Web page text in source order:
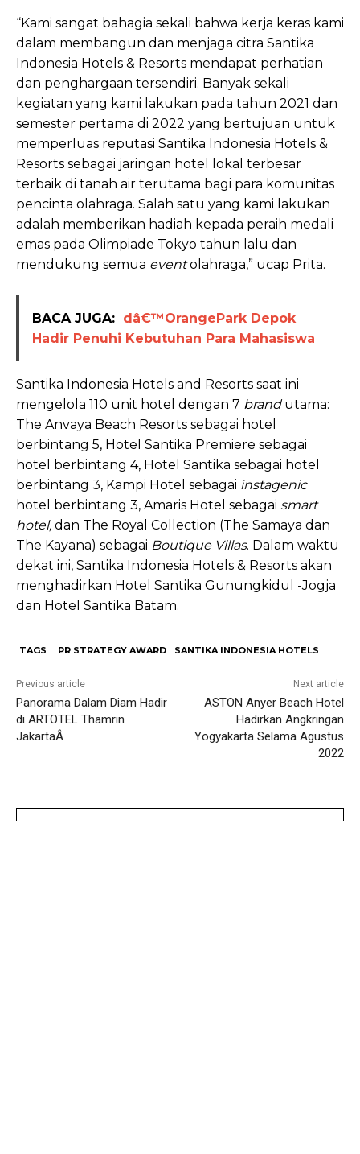
“Kami sangat bahagia sekali bahwa kerja keras kami
dalam membangun dan menjaga citra Santika
Indonesia Hotels & Resorts mendapat perhatian
dan penghargaan tersendiri. Banyak sekali
kegiatan yang kami lakukan pada tahun 2021 dan
semester pertama di 2022 yang bertujuan untuk
memperluas reputasi Santika Indonesia Hotels &
Resorts sebagai jaringan hotel lokal terbesar
terbaik di tanah air terutama bagi para komunitas
pencinta olahraga. Salah satu yang kami lakukan
adalah memberikan hadiah kepada peraih medali
emas pada Olimpiade Tokyo tahun lalu dan
mendukung semua eventolahraga,” ucap Prita.
BACA JUGA: dâ€™OrangePark Depok
Hadir Penuhi Kebutuhan Para Mahasiswa
Santika Indonesia Hotels and Resorts saat ini
mengelola 110 unit hotel dengan 7 brandutama:
The Anvaya Beach Resorts sebagai hotel
berbintang 5, Hotel Santika Premiere sebagai
hotel berbintang 4, Hotel Santika sebagai hotel
berbintang 3, Kampi Hotel sebagai instagenic
hotel berbintang 3, Amaris Hotel sebagai smart
hotel, dan The Royal Collection (The Samaya dan
The Kayana) sebagai Boutique Villas. Dalam waktu
dekat ini, Santika Indonesia Hotels & Resorts akan
menghadirkan Hotel Santika Gunungkidul -Jogja
dan Hotel Santika Batam.
TAGS PR STRATEGY AWARD SANTIKA INDONESIA HOTELS
Previous article
Panorama Dalam Diam Hadir
di ARTOTEL Thamrin
JakartaÂ
Next article
ASTON Anyer Beach Hotel
Hadirkan Angkringan
Yogyakarta Selama Agustus
2022